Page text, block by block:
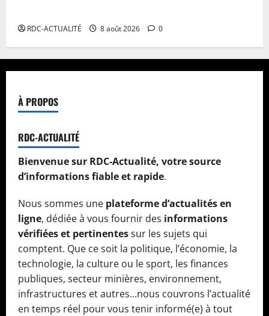
RDC-ACTUALITÉ 8 août 2026 0
À PROPOS
RDC-ACTUALITÉ
Bienvenue sur RDC-Actualité, votre source
d’informations fiable et rapide.
Nous sommes une plateforme d’actualités en
ligne, dédiée à vous fournir des informations
vérifiées et pertinentessur les sujets qui
comptent. Que ce soit la politique, l’économie, la
technologie, la culture ou le sport, les finances
publiques, secteur minières, environnement,
infrastructures et autres...nous couvrons l’actualité
en temps réel pour vous tenir informé(e) à tout